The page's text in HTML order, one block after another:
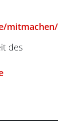
mitmachen/
des